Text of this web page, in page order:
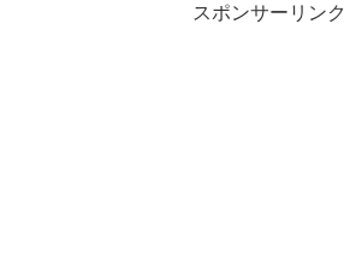
スポンサーリンク